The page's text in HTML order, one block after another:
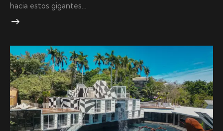
hacia estos gigantes…